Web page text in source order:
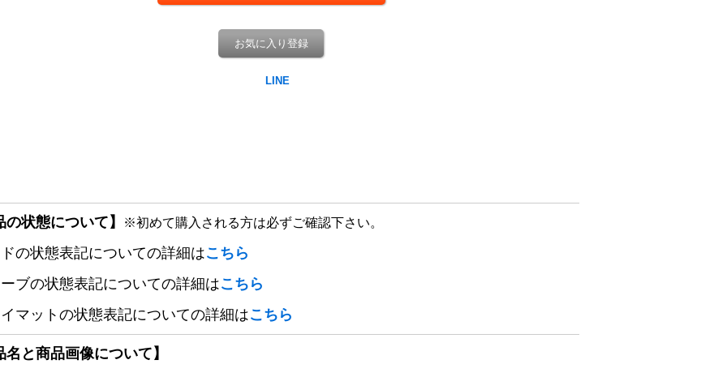
お気に入り登録
の状態について】 ※初めて購入される方は必ずご確認下さい。
の状態表記についての詳細はこちら
ブの状態表記についての詳細はこちら
マットの状態表記についての詳細はこちら
名と商品画像について】